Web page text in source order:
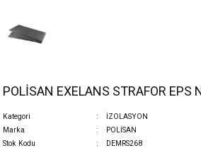
POLİSAN EXELANS STRAFOR EPS
Kategori
İZOLASYON
Marka
POLİSAN
Stok Kodu
DEMRS268